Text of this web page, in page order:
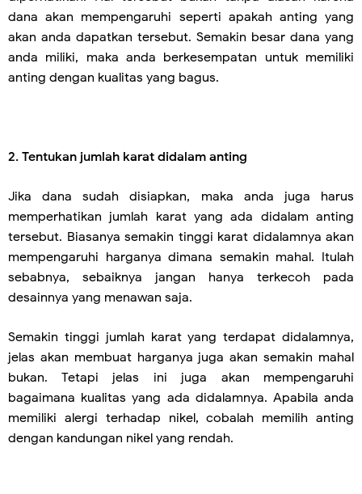
dana akan mempengaruhi seperti apakah anting yang
akan anda dapatkan tersebut. Semakin besar dana yang
anda miliki, maka anda berkesempatan untuk memiliki
anting dengan kualitas yang bagus.
2. Tentukan jumlah karat didalam anting
Jika dana sudah disiapkan, maka anda juga harus
memperhatikan jumlah karat yang ada didalam anting
tersebut. Biasanya semakin tinggi karat didalamnya akan
mempengaruhi harganya dimana semakin mahal. Itulah
sebabnya, sebaiknya jangan hanya terkecoh pada
desainnya yang menawan saja.
Semakin tinggi jumlah karat yang terdapat didalamnya,
jelas akan membuat harganya juga akan semakin mahal
bukan. Tetapi jelas ini juga akan mempengaruhi
bagaimana kualitas yang ada didalamnya. Apabila anda
memiliki alergi terhadap nikel, cobalah memilih anting
dengan kandungan nikel yang rendah.